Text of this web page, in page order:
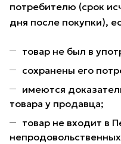
потребителю (срок
дня после покупки),
товар не был в
сохранены его
имеются
товара у продавца;
товар не входит в